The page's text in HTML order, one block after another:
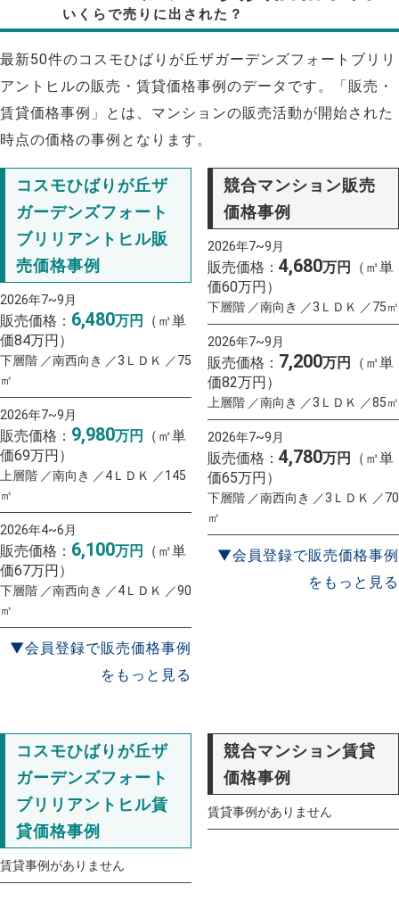
いくらで売りに出された？
最新50件のコスモひばりが丘ザガーデンズフォートブリリ
アントヒルの販売・賃貸価格事例のデータです。「販売・
賃貸価格事例」とは、マンションの販売活動が開始された
時点の価格の事例となります。
コスモひばりが丘ザ
ガーデンズフォート
ブリリアントヒル販
売価格事例
2026年7~9月
販売価格： 6,480万円
（㎡単
価84万円）
下層階 ／南西向き ／3ＬＤＫ ／75
㎡
2026年7~9月
販売価格： 9,980万円
（㎡単
価69万円）
上層階 ／南向き ／4ＬＤＫ ／145
㎡
2026年4~6月
販売価格： 6,100万円
（㎡単
価67万円）
下層階 ／南西向き ／4ＬＤＫ ／90
㎡
▼会員登録で販売価格事例
をもっと見る
競合マンション販売
価格事例
2026年7~9月
販売価格： 4,680万円
（㎡単
価60万円）
下層階 ／南向き ／3ＬＤＫ ／75㎡
2026年7~9月
販売価格： 7,200万円
（㎡単
価82万円）
上層階 ／南向き ／3ＬＤＫ ／85㎡
2026年7~9月
販売価格： 4,780万円
（㎡単
価65万円）
下層階 ／南西向き ／3ＬＤＫ ／70
㎡
▼会員登録で販売価格事例
をもっと見る
コスモひばりが丘ザ
ガーデンズフォート
ブリリアントヒル賃
貸価格事例
賃貸事例がありません
競合マンション賃貸
価格事例
賃貸事例がありません
一括査定